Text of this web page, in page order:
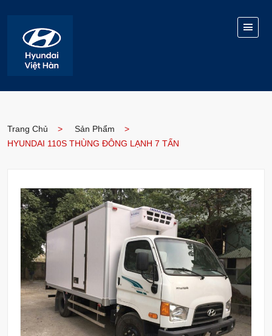
Trang Chủ
Sản Phẩm
HYUNDAI 110S THÙNG ĐÔNG LẠNH 7 TẤN